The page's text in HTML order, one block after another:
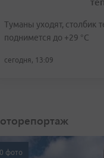
Туманы уходят, столбик
поднимется до +29 °С
сегодня, 13:09
фото